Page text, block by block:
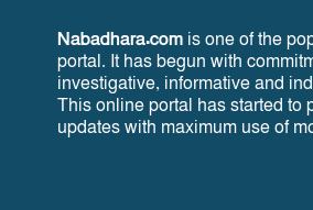
Nabadhara.com is one of the
portal. It has begun with
investigative, informative and
This online portal has started to
updates with maximum use of